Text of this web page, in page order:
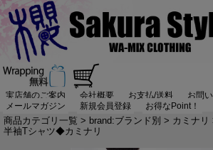
実店舗のご案内 会社概要 お支払/送料
お問
メールマガジン
新規会員登録 お得なPoint！
商品カテゴリ一覧 > brand:ブランド別 > カミナリ
半袖Tシャツ◆カミナリ